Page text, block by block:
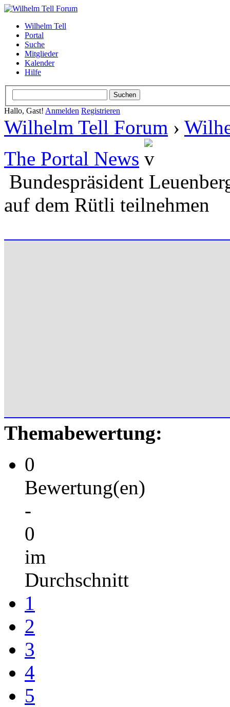
Wilhelm Tell
Portal
Suche
Mitglieder
Kalender
Hilfe
Hallo, Gast! Anmelden Registrieren
Wilhelm Tell Forum ›
The Portal News
Bundespräsident
auf dem Rütli teilnehmen
Themabewertung:
0
Bewertung(en)
-
0
im
Durchschnitt
1
2
3
4
5